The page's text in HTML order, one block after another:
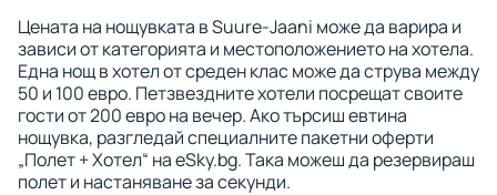
Цената на нощувката в Suure-Jaani може да варира и
зависи от категорията и местоположението на хотела.
Една нощ в хотел от среден клас може да струва между
50 и 100 евро. Петзвездните хотели посрещат своите
гости от 200 евро на вечер. Ако търсиш евтина
нощувка, разгледай специалните пакетни оферти
„Полет + Хотел“ на eSky.bg. Така можеш да резервираш
полет и настаняване за секунди.